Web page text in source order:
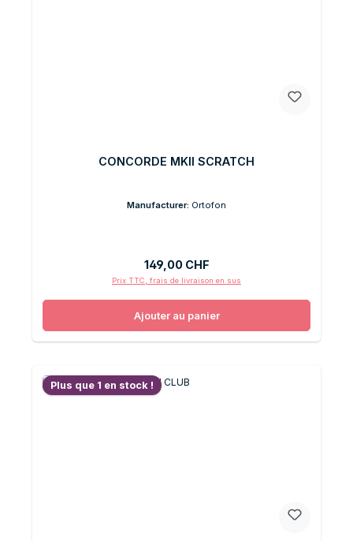
CONCORDE MKII SCRATCH
Manufacturer: Ortofon
Prix régulier :
149,00 CHF
Prix TTC, frais de livraison en sus
Ajouter au panier
Plus que 1 en stock !